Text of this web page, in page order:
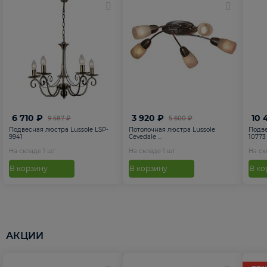
9 587 ₽
6 710 ₽
Подвесная люстра Lussole LSP-
9941
На складе 1 шт
В корзину
5 600 ₽
3 920 ₽
Потолочная люстра Lussole
Cevedale ...
На складе 1 шт
В корзину
10
10773
На
В
АКЦИИ